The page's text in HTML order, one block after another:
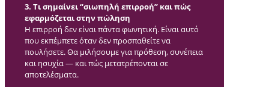
3. Τι σημαίνει “σιωπηλή επιρροή” και πώς
εφαρμόζεται στην πώληση
Η επιρροή δεν είναι πάντα φωνητική. Είναι αυτό
που εκπέμπετε όταν δεν προσπαθείτε να
πουλήσετε. Θα μιλήσουμε για πρόθεση, συνέπεια
και ησυχία — και πώς μετατρέπονται σε
αποτελέσματα.